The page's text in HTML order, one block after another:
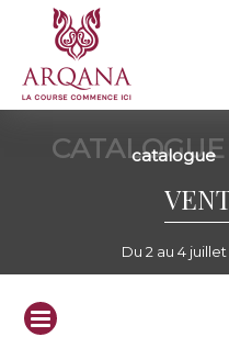
CATALOGUE
catalogue
Du 2 au 4